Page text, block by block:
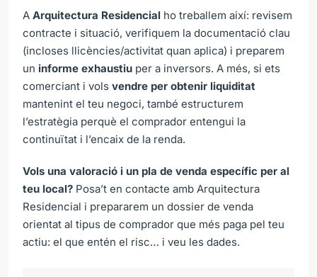
A Arquitectura Residencial ho treballem així: revisem
contracte i situació, verifiquem la documentació clau
(incloses llicències/activitat quan aplica) i preparem
un informe exhaustiu per a inversors. A més, si ets
comerciant i vols vendre per obtenir liquiditat
mantenint el teu negoci, també estructurem
l’estratègia perquè el comprador entengui la
continuïtat i l’encaix de la renda.
Vols una valoració i un pla de venda específic per al
teu local? Posa’t en contacte amb Arquitectura
Residencial i prepararem un dossier de venda
orientat al tipus de comprador que més paga pel teu
actiu: el que entén el risc… i veu les dades.